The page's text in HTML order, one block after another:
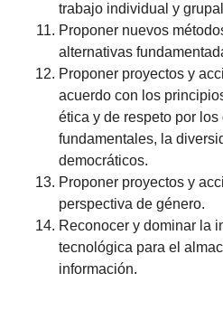
trabajo individual y
Proponer nuevos
alternativas
Proponer proyectos y
acuerdo con los
ética y de respeto por
fundamentales, la
democráticos.
Proponer proyectos y
perspectiva de género.
Reconocer y dominar la
tecnológica para el
información.